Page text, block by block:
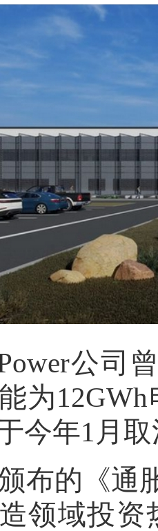
公司
为
今年1月
布的《通
领域投